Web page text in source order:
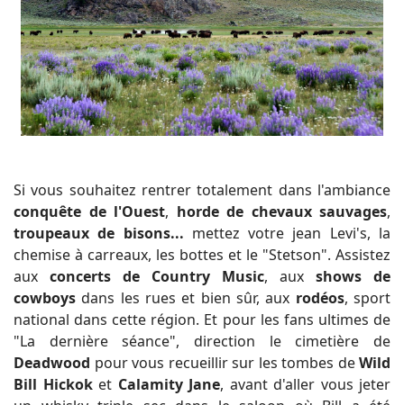
Si vous souhaitez rentrer totalement dans l'ambiance
conquête de l'Ouest, horde de chevaux sauvages,
troupeaux de bisons... mettez votre jean Levi's, la
chemise à carreaux, les bottes et le "Stetson". Assistez
aux concerts de Country Music, aux shows de
cowboys dans les rues et bien sûr, aux rodéos, sport
national dans cette région. Et pour les fans ultimes de
"La dernière séance", direction le cimetière de
Deadwood pour vous recueillir sur les tombes deWild
Bill Hickok et Calamity Jane, avant d'aller vous jeter